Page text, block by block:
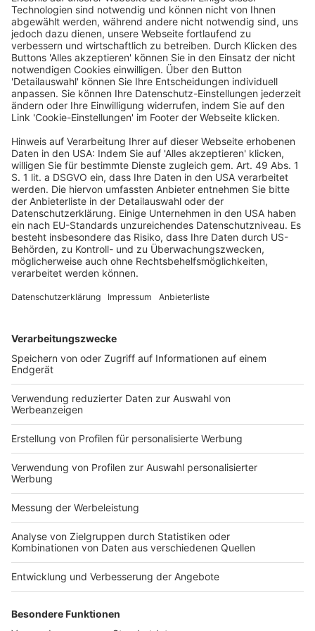
WEITERLESEN
Bilanzrecht und Betriebswirtschaft
BFH: Zusammenfassung von Betrieben
gewerblicher Art (BgA) gemäß § 4 Abs. 6 S. 1
KStG
Veröffentlicht am 22. November 2024vonkw
BFH, Urteil vom 29.8.2024 – V R 43/21 Auch bei einer
Zusammenfassung von mehr als zwei BgA müssen
die Voraussetzungen des § 4 Abs. 6 Satz 1 Nr. 1 bis
[…]
EFRAG: Zusammenfassung CRFS-
Konsultation
Veröffentlicht am20. September 2023vonkw
(EFRAG) hat eine Zusammenfassung über die
Befunde des Konsultationsprozesses zu dem IASB-
Projekt zu Angaben über klimabezogene Risiken in
der Finanzberichterstattung (CRFS) veröffentlicht. Die
[…]
WEITERLESEN